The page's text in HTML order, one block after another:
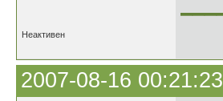
Неактивен
2007-08-16 00:21:23